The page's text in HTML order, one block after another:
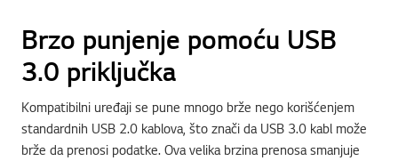
Brzo punjenje pomoću USB
3.0 priključka
Kompatibilni uređaji se pune mnogo brže nego korišćenjem
standardnih USB 2.0 kablova, što znači da USB 3.0 kabl može
brže da prenosi podatke. Ova velika brzina prenosa smanjuje